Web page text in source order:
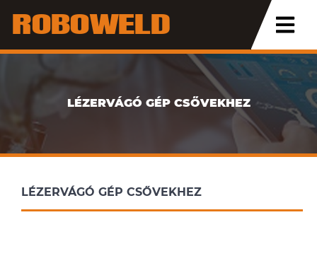
ROBOWELD
LÉZERVÁGÓ GÉP CSŐVEKHEZ
LÉZERVÁGÓ GÉP CSŐVEKHEZ
LÉZERVÁGÓ GÉP CSŐVEKHEZ
LÉZERVÁGÓ GÉP CSŐVEKHEZ